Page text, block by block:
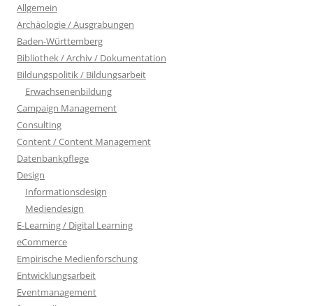
Allgemein
Archäologie / Ausgrabungen
Baden-Württemberg
Bibliothek / Archiv / Dokumentation
Bildungspolitik / Bildungsarbeit
Erwachsenenbildung
Campaign Management
Consulting
Content / Content Management
Datenbankpflege
Design
Informationsdesign
Mediendesign
E-Learning / Digital Learning
eCommerce
Empirische Medienforschung
Entwicklungsarbeit
Eventmanagement